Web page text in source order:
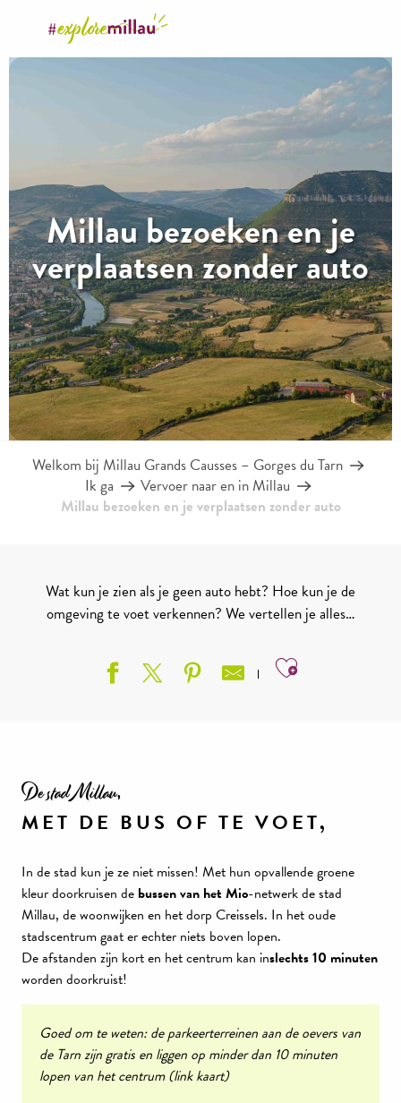
contenu
Millau bezoeken en je
verplaatsen zonder auto
Welkom bij Millau Grands Causses – Gorges du Tarn
Ik ga
Vervoer naar en in Millau
Millau bezoeken en je verplaatsen zonder auto
Wat kun je zien als je geen auto hebt? Hoe kun je de
omgeving te voet verkennen? We vertellen je alles…
Ajouter
De stad Millau,
MET DE BUS OF TE VOET,
In de stad kun je ze niet missen! Met hun opvallende groene
kleur doorkruisen de bussen van het Mio-netwerk de stad
Millau, de woonwijken en het dorp Creissels. In het oude
stadscentrum gaat er echter niets boven lopen.
De afstanden zijn kort en het centrum kan inslechts 10 minuten
worden doorkruist!
Goed om te weten: de parkeerterreinen aan de oevers van
de Tarn zijn gratis en liggen op minder dan 10 minuten
lopen van het centrum (link kaart)